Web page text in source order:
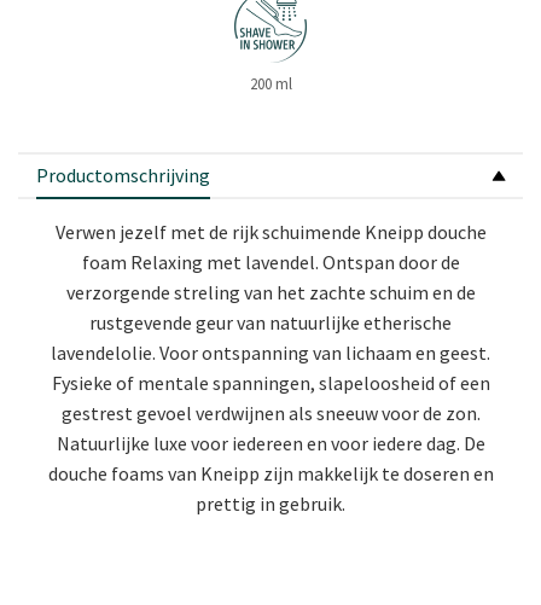
200 ml
Productomschrijving
Verwen jezelf met de rijk schuimende Kneipp douche
foam Relaxing met lavendel. Ontspan door de
verzorgende streling van het zachte schuim en de
rustgevende geur van natuurlijke etherische
lavendelolie. Voor ontspanning van lichaam en geest.
Fysieke of mentale spanningen, slapeloosheid of een
gestrest gevoel verdwijnen als sneeuw voor de zon.
Natuurlijke luxe voor iedereen en voor iedere dag. De
douche foams van Kneipp zijn makkelijk te doseren en
prettig in gebruik.